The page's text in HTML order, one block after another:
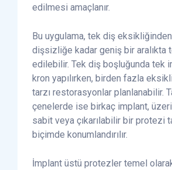
edilmesi amaçlanır.
Bu uygulama, tek diş
dişsizliğe kadar geniş bir aralıkta
edilebilir. Tek diş boşluğunda tek
kron yapılırken, birden fazla
tarzı restorasyonlar planlanabilir.
çenelerde ise birkaç implant,
sabit veya çıkarılabilir bir protezi
biçimde konumlandırılır.
İmplant üstü protezler temel